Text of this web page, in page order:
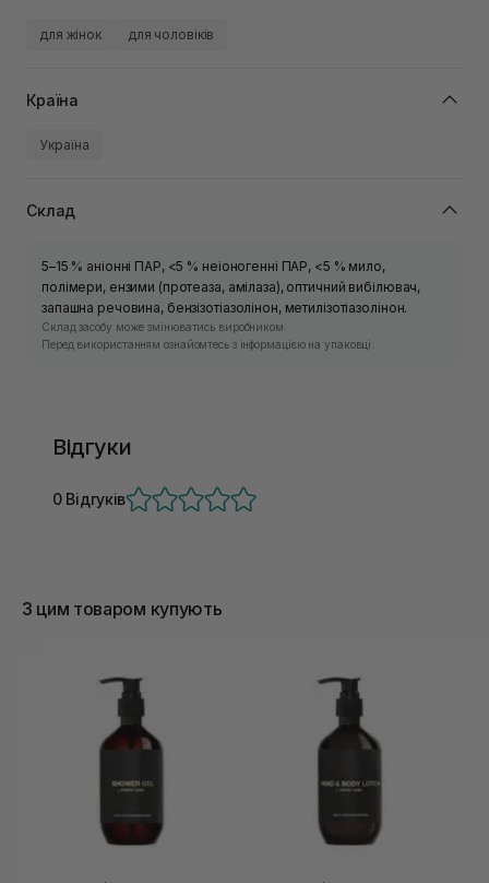
для жінок для чоловіків
Країна
Україна
Склад
5–15 % анiоннi ПАР, <5 % неiоногенні ПАР, <5 % мило,
полімери, ензими (протеаза, амілаза), оптичний вибілювач,
запашна речовина, бензізотіазолінон, метилізотіазолінон.
Склад засобу може змінюватись виробником.
Перед використанням ознайомтесь з інформацією на упаковці.
Відгуки
0 Відгуків
З цим товаром купують